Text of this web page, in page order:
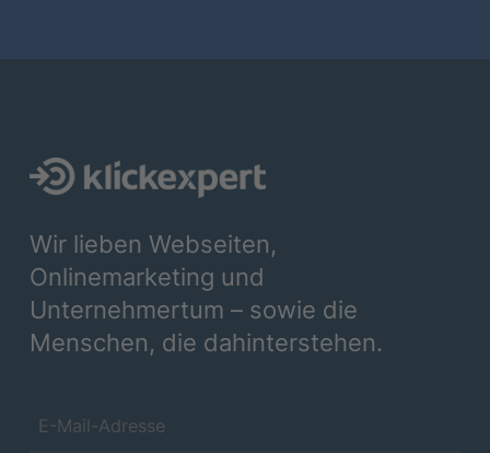
Wir lieben Webseiten,
Onlinemarketing und
Unternehmertum – sowie die
Menschen, die dahinterstehen.